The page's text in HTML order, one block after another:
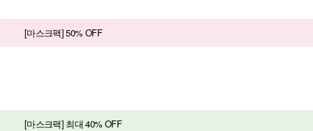
[마스크팩] 50% OFF
[마스크팩] 최대 40% OFF